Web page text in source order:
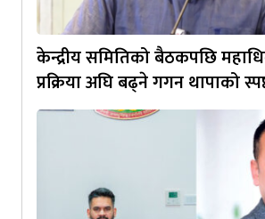
केन्द्रीय समितिको बैठकपछि
प्रक्रिया अघि बढ्ने गगन थापाको